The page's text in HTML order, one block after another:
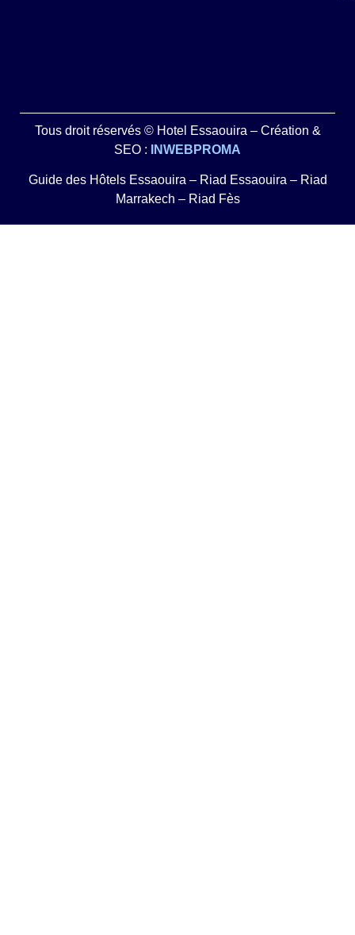
Tous droit réservés © Hotel Essaouira – Création &
SEO :
INWEBPROMA
Guide des Hôtels Essaouira – Riad Essaouira – Riad
Marrakech – Riad Fès